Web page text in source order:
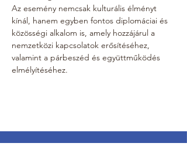
Az esemény nemcsak kulturális élményt
kínál, hanem egyben fontos diplomáciai és
közösségi alkalom is, amely hozzájárul a
nemzetközi kapcsolatok erősítéséhez,
valamint a párbeszéd és együttműködés
elmélyítéséhez.